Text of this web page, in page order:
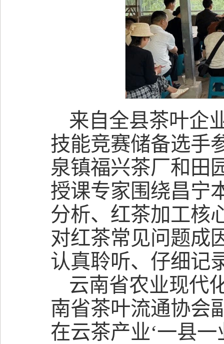
来自全县茶叶企
技能竞赛储备选手
泉镇福兴茶厂和田
授课专家围绕昌宁
分析、红茶加工核
对红茶常见问题成
认真聆听、仔细记
云南省农业现代
南省茶叶流通协会
在云茶产业‘一县